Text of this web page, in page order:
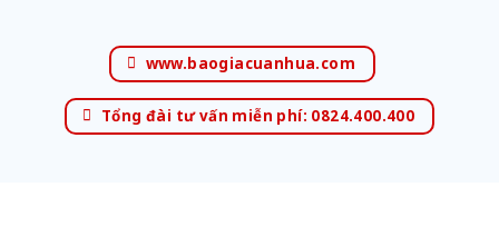
www.baogiacuanhua.com
Tổng đài tư vấn miễn phí: 0824.400.400